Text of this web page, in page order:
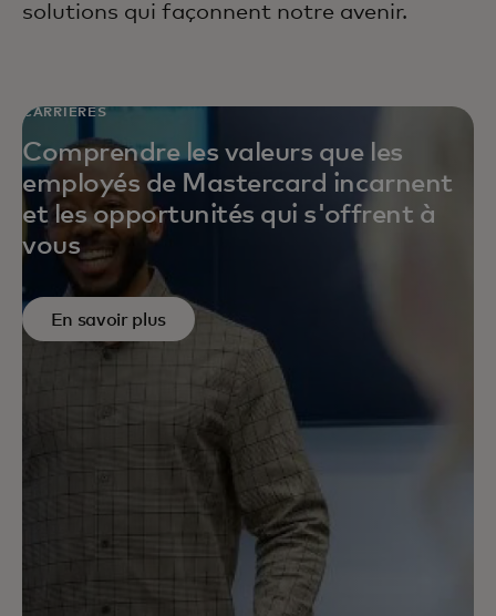
solutions qui façonnent notre avenir.
CARRIÈRES
Comprendre les valeurs que les
employés de Mastercard incarnent
et les opportunités qui s'offrent à
vous
En savoir plus